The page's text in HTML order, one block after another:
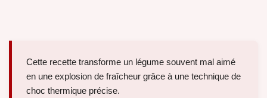
Cette recette transforme un légume souvent mal aimé
en une explosion de fraîcheur grâce à une technique de
choc thermique précise.